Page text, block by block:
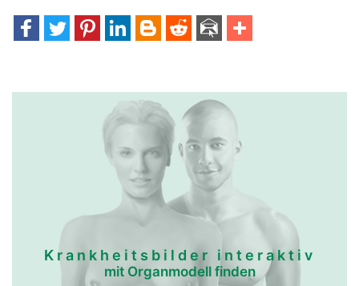
Krankheitsbilder interaktiv
mit Organmodell finden